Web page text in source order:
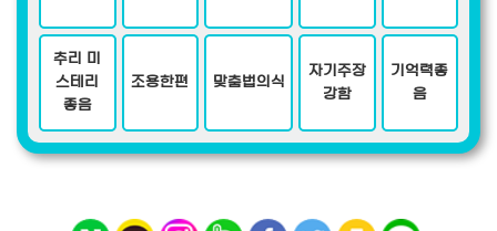
추리 미
스테리
좋음
조용한편 맞춤법의식
자기주장
강함
기억력좋
음